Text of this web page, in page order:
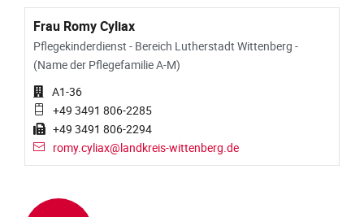
Frau Romy Cyliax
Pflegekinderdienst - Bereich Lutherstadt Wittenberg -
(Name der Pflegefamilie A-M)
A1-36
+49 3491 806-2285
+49 3491 806-2294
romy.cyliax@landkreis-wittenberg.de